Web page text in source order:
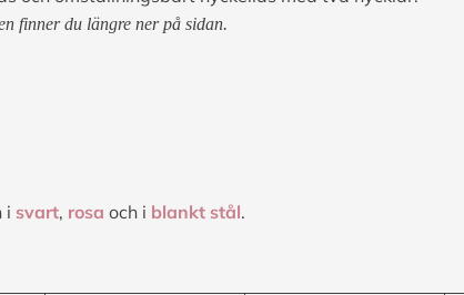
finner du längre ner på sidan.
i svart, rosa och i blankt stål.